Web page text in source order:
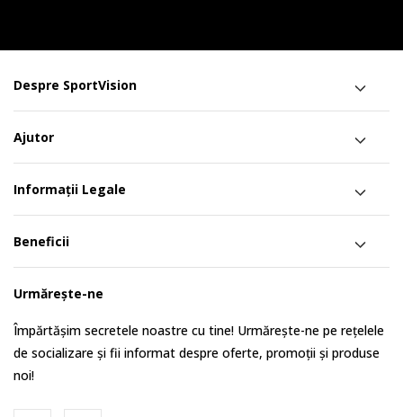
Despre SportVision
Ajutor
Informații Legale
Beneficii
Urmărește-ne
Împărtășim secretele noastre cu tine! Urmărește-ne pe rețelele
de socializare și fii informat despre oferte, promoții și produse
noi!